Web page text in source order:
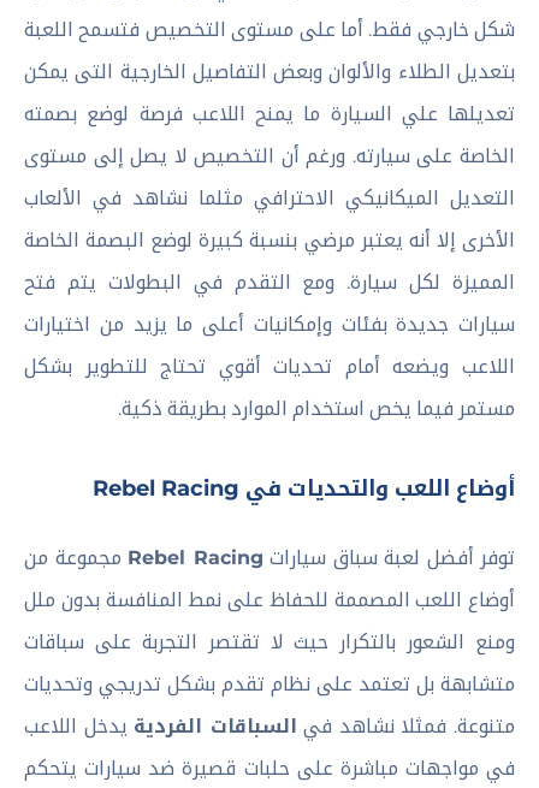
شكل خارجي فقط. أما على مستوى التخصيص فتسمح اللعبة
بتعديل الطلاء والألوان وبعض التفاصيل الخارجية التى يمكن
تعديلها علي السيارة ما يمنح اللاعب فرصة لوضع بصمته
الخاصة على سيارته. ورغم أن التخصيص لا يصل إلى مستوى
التعديل الميكانيكي الاحترافي مثلما نشاهد في الألعاب
الأخرى إلا أنه يعتبر مرضي بنسبة كبيرة لوضع البصمة الخاصة
المميزة لكل سيارة. ومع التقدم في البطولات يتم فتح
سيارات جديدة بفئات وإمكانيات أعلى ما يزيد من اختيارات
اللاعب ويضعه أمام تحديات أقوي تحتاج للتطوير بشكل
مستمر فيما يخص استخدام الموارد بطريقة ذكية.
أوضاع اللعب والتحديات في Rebel Racing
توفر أفضل لعبة سباق سيارات Rebel Racing مجموعة من
أوضاع اللعب المصممة للحفاظ على نمط المنافسة بدون ملل
ومنع الشعور بالتكرار حيث لا تقتصر التجربة على سباقات
متشابهة بل تعتمد على نظام تقدم بشكل تدريجي وتحديات
متنوعة. فمثلا نشاهد في السباقات الفردية يدخل اللاعب
في مواجهات مباشرة على حلبات قصيرة ضد سيارات يتحكم